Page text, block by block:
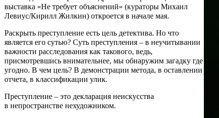
выставка «Не требует объяснений» (кураторы Михаил
Левиус/Кирилл Жилкин) откроется в начале мая.
Раскрыть преступление есть цель детектива. Но что
является его сутью? Суть преступления – в неучитывании
важности расследования как такового, ведь,
присмотревшись внимательнее, мы обнаружим загадку где
угодно. В чем цель? В демонстрации метода, в оставлении
отчета, в классификации улик.
Преступление – это декларация неискусства
в непространстве нехудожником.